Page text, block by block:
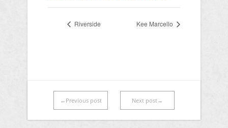
Riverside Kee Marcello
←Previous post Next post→